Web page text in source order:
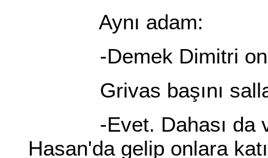
Aynı adam:
-Demek Dimitri
Grivas başını
-Evet. Dahası da
Hasan'da gelip onlara